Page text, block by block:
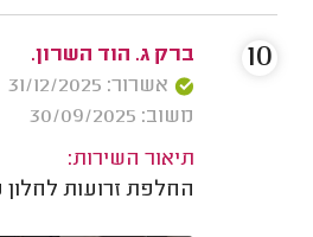
ברק ג. הוד השרון.
אשרור: 31/12/2025
משוב: 30/09/2025
תיאור השירות:
החלפת זרועות
10